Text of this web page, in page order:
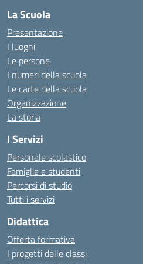
La Scuola
Presentazione
I luoghi
Le persone
I numeri della scuola
Le carte della scuola
Organizzazione
La storia
I Servizi
Personale scolastico
Famiglie e studenti
Percorsi di studio
Tutti i servizi
Didattica
Offerta formativa
I progetti delle classi